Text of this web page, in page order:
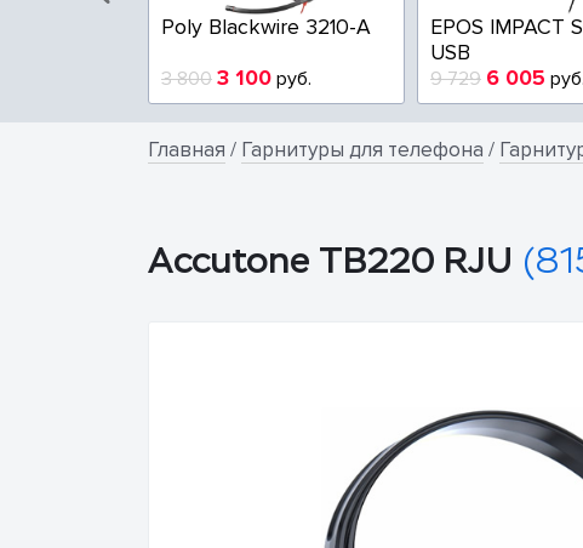
Poly Blackwire 3210-A
3 800 3 100 руб.
EPOS IMPACT
USB
9 729 6 005 руб.
Главная / Гарнитуры для телефона /
Accutone TB220 RJU